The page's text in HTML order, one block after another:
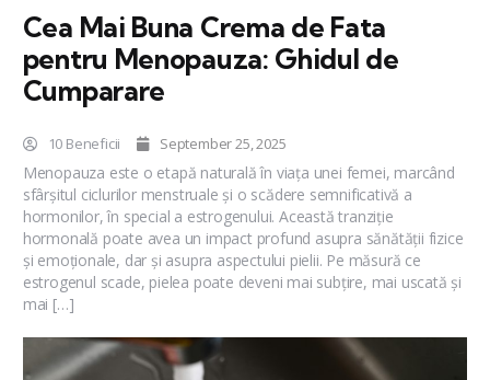
Cea Mai Buna Crema de Fata
pentru Menopauza: Ghidul de
Cumparare
10 Beneficii September 25, 2025
Menopauza este o etapă naturală în viața unei femei, marcând
sfârșitul ciclurilor menstruale și o scădere semnificativă a
hormonilor, în special a estrogenului. Această tranziție
hormonală poate avea un impact profund asupra sănătății fizice
și emoționale, dar și asupra aspectului pielii. Pe măsură ce
estrogenul scade, pielea poate deveni mai subțire, mai uscată și
mai […]